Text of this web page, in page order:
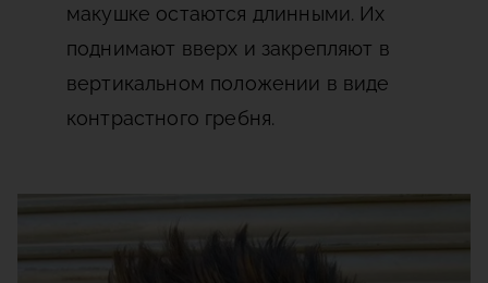
макушке остаются длинными. Их
поднимают вверх и закрепляют в
вертикальном положении в виде
контрастного гребня.